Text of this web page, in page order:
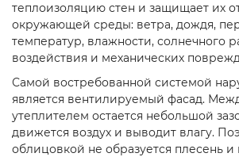
теплоизоляцию стен и защищает их
окружающей среды: ветра, дождя,
температур, влажности, солнечного
воздействия и механических
Самой востребованной системой
является вентилируемый фасад.
утеплителем остается небольшой
движется воздух и выводит влагу.
облицовкой не образуется плесень